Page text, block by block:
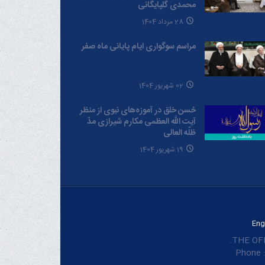
محمدی گلپایگانی
28 مرداد 1404
مراسم سوگواری ایام پایانی ماه صفر
02 شهریور 1404
حُسن خلق در آموزه‌های نبوی از منظر
آیت الله العظمی مکارم شیرازی مدّ
ظلّه العالی
19 شهریور 1404
THE
Phone